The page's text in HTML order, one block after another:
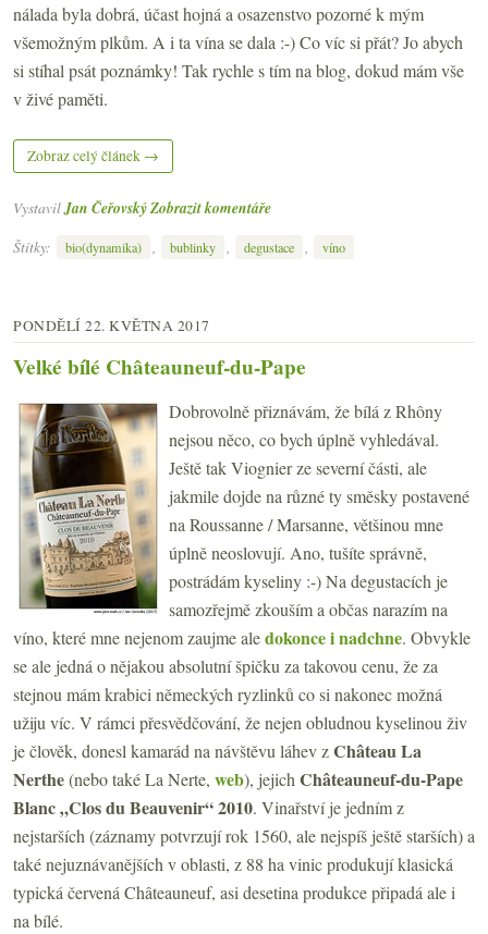
nálada byla dobrá, účast hojná a osazenstvo pozorné k mým
všemožným plkům. A i ta vína se dala :-) Co víc si přát? Jo abych
si stíhal psát poznámky! Tak rychle s tím na blog, dokud mám vše
v živé paměti.
Zobraz celý článek →
Vystavil Jan ČeřovskýZobrazit komentáře
Štítky:
bio(dynamika) , bublinky , degustace , víno
PONDĚLÍ 22. KVĚTNA 2017
Velké bílé Châteauneuf-du-Pape
Dobrovolně přiznávám, že bílá z Rhôny
nejsou něco, co bych úplně vyhledával.
Ještě tak Viognier ze severní části, ale
jakmile dojde na různé ty směsky postavené
na Roussanne / Marsanne, většinou mne
úplně neoslovují. Ano, tušíte správně,
postrádám kyseliny :-) Na degustacích je
samozřejmě zkouším a občas narazím na
víno, které mne nejenom zaujme aledokonce i nadchne. Obvykle
se ale jedná o nějakou absolutní špičku za takovou cenu, že za
stejnou mám krabici německých ryzlinků co si nakonec možná
užiju víc. V rámci přesvědčování, že nejen obludnou kyselinou živ
je člověk, donesl kamarád na návštěvu láhev zChâteau La
Nerthe(nebo také La Nerte, web), jejichChâteauneuf-du-Pape
Blanc „Clos du Beauvenir“ 2010. Vinařství je jedním z
nejstarších (záznamy potvrzují rok 1560, ale nejspíš ještě starších) a
také nejuznávanějších v oblasti, z 88 ha vinic produkují klasická
typická červená Châteauneuf, asi desetina produkce připadá ale i
na bílé.